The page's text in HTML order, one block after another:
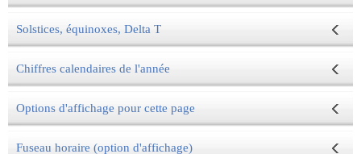
Solstices, équinoxes, Delta T
Chiffres calendaires de l'année
Options d'affichage pour cette page
Fuseau horaire (option d'affichage)